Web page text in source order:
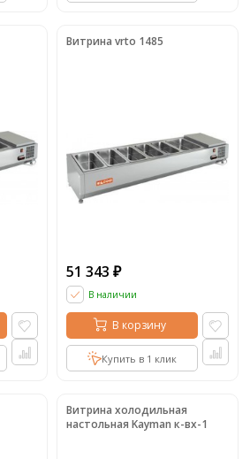
Витрина vrto 1485
51 343 ₽
В наличии
В корзину
Купить в 1 клик
Витрина холодильная
настольная Kayman к-вх-1